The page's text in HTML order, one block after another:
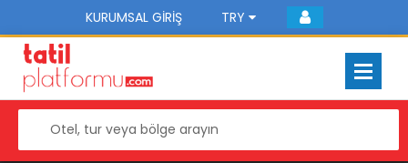
KURUMSAL GIRIŞ TRY